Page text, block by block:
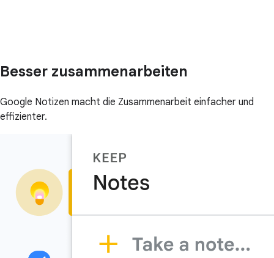
Besser zusammenarbeiten
Google Notizen macht die Zusammenarbeit einfacher und
effizienter.